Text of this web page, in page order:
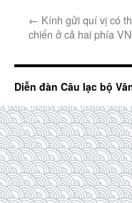
← Kính gửi quí vị có
chiến ở cả hai phía
Diễn đàn Câu lạc bộ